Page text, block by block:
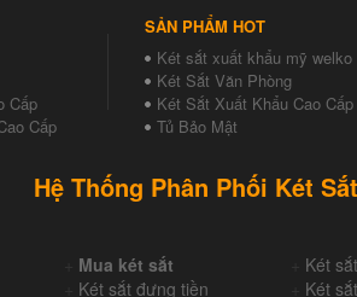
Cấp
Cấp
SẢN PHẨM HOT
Két sắt xuất khẩu mỹ welko
Két Sắt Văn Phòng
Két Sắt Xuất Khẩu Cao Cấp
Tủ Bảo Mật
Hệ Thống Phân Phối Két
Mua két sắt Két
Két sắt đựng tiền Két